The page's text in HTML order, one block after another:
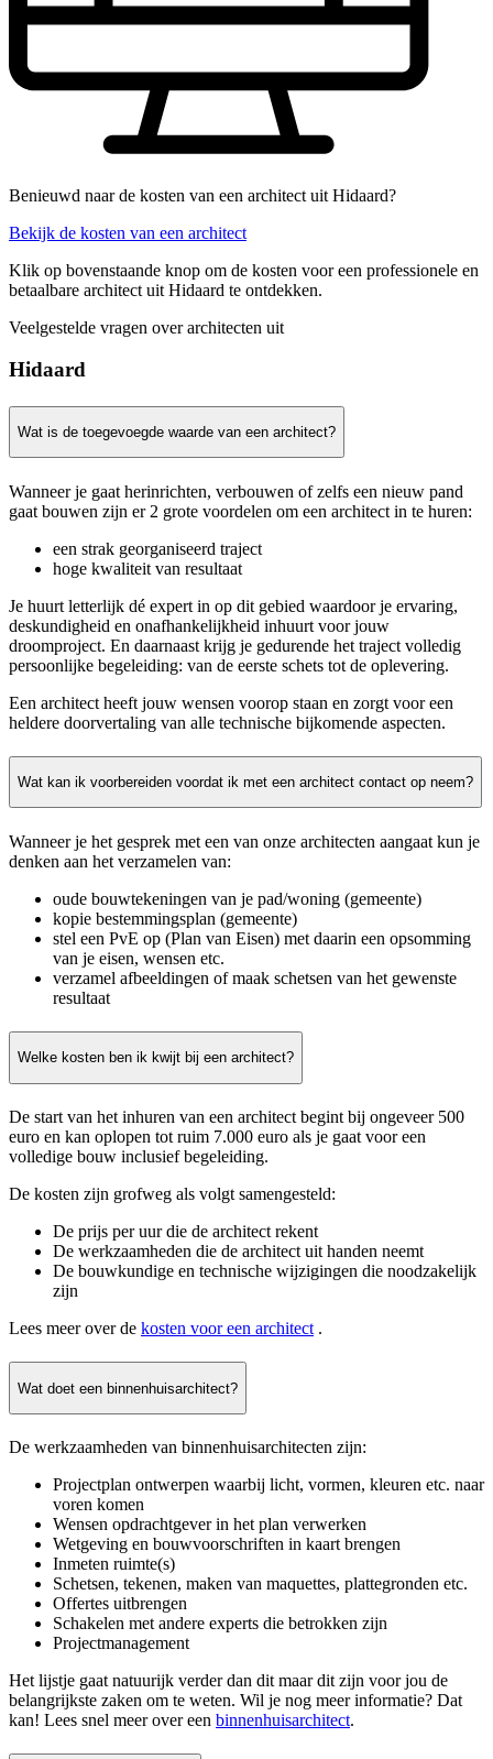
Benieuwd naar de kosten van een architect uit Hidaard?
Bekijk de kosten van een architect
Klik op bovenstaande knop om de kosten voor een professionele en
betaalbare architect uit Hidaard te ontdekken.
Veelgestelde vragen over architecten uit
Hidaard
Wat is de toegevoegde waarde van een architect?
Wanneer je gaat herinrichten, verbouwen of zelfs een nieuw pand
gaat bouwen zijn er 2 grote voordelen om een architect in te huren:
een strak georganiseerd traject
hoge kwaliteit van resultaat
Je huurt letterlijk dé expert in op dit gebied waardoor je ervaring,
deskundigheid en onafhankelijkheid inhuurt voor jouw
droomproject. En daarnaast krijg je gedurende het traject volledig
persoonlijke begeleiding: van de eerste schets tot de oplevering.
Een architect heeft jouw wensen voorop staan en zorgt voor een
heldere doorvertaling van alle technische bijkomende aspecten.
Wat kan ik voorbereiden voordat ik met een architect contact op neem?
Wanneer je het gesprek met een van onze architecten aangaat kun je
denken aan het verzamelen van:
oude bouwtekeningen van je pad/woning (gemeente)
kopie bestemmingsplan (gemeente)
stel een PvE op (Plan van Eisen) met daarin een opsomming
van je eisen, wensen etc.
verzamel afbeeldingen of maak schetsen van het gewenste
resultaat
Welke kosten ben ik kwijt bij een architect?
De start van het inhuren van een architect begint bij ongeveer 500
euro en kan oplopen tot ruim 7.000 euro als je gaat voor een
volledige bouw inclusief begeleiding.
De kosten zijn grofweg als volgt samengesteld:
De prijs per uur die de architect rekent
De werkzaamheden die de architect uit handen neemt
De bouwkundige en technische wijzigingen die noodzakelijk
zijn
Lees meer over de kosten voor een architect .
Wat doet een binnenhuisarchitect?
De werkzaamheden van binnenhuisarchitecten zijn:
Projectplan ontwerpen waarbij licht, vormen, kleuren etc. naar
voren komen
Wensen opdrachtgever in het plan verwerken
Wetgeving en bouwvoorschriften in kaart brengen
Inmeten ruimte(s)
Schetsen, tekenen, maken van maquettes, plattegronden etc.
Offertes uitbrengen
Schakelen met andere experts die betrokken zijn
Projectmanagement
Het lijstje gaat natuurijk verder dan dit maar dit zijn voor jou de
belangrijkste zaken om te weten. Wil je nog meer informatie? Dat
kan! Lees snel meer over een binnenhuisarchitect.